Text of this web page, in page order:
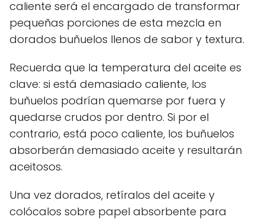
caliente será el encargado de transformar
pequeñas porciones de esta mezcla en
dorados buñuelos llenos de sabor y textura.
Recuerda que la temperatura del aceite es
clave: si está demasiado caliente, los
buñuelos podrían quemarse por fuera y
quedarse crudos por dentro. Si por el
contrario, está poco caliente, los buñuelos
absorberán demasiado aceite y resultarán
aceitosos.
Una vez dorados, retíralos del aceite y
colócalos sobre papel absorbente para